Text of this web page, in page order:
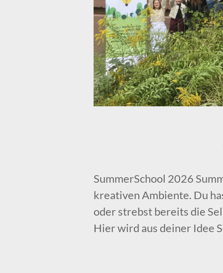
SummerSchool 2026
kreativen Ambiente. Du
oder strebst bereits die
Hier wird aus deiner Idee